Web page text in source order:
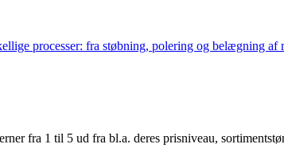
processer: fra støbning, polering og belægning
fra 1 til 5 ud fra bl.a. deres prisniveau,